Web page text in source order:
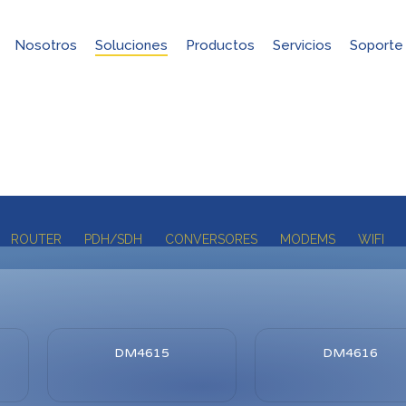
Nosotros Soluciones Productos Servicios Soporte
ROUTER PDH/SDH CONVERSORES MODEMS WIFI
DM4615 DM4616